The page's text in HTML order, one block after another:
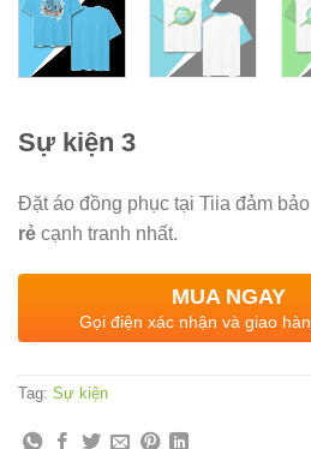
Sự kiện 3
Đặt áo đồng phục tại Tiia đảm bảo
rẻ cạnh tranh nhất.
MUA NGAY
Gọi điện xác nhận và giao
Tag: Sự kiện